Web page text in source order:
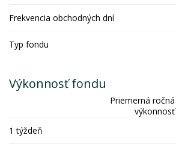
Frekvencia obchodných dní
Typ fondu
Výkonnosť fondu
Priemerná ročná
výkonnosť
1 týždeň